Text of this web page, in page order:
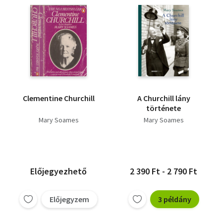
Clementine Churchill
Mary Soames
Előjegyezhető
Előjegyzem
A Churchill lány
története
Mary Soames
2 390 Ft - 2 790 Ft
3 példány